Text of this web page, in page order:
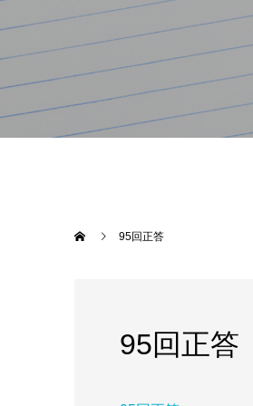
95回正答
95回正答